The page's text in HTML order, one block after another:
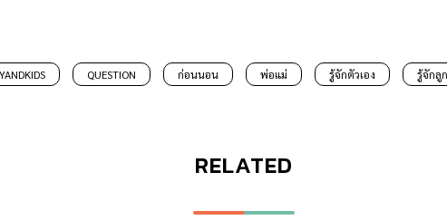
QUESTION ก่อนนอน พ่อแม่ รู้จักตัวเอง รู้จักลูก
RELATED